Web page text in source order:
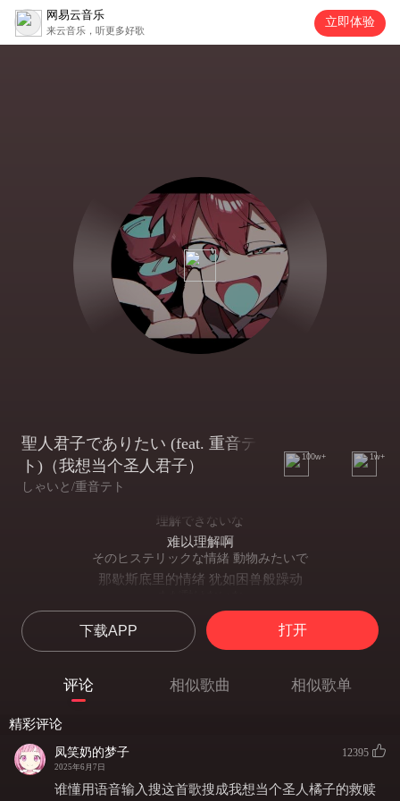
网易云音乐
来云音乐，听更多好歌
立即体验
聖人君子でありたい (feat. 重音テ
ト)（我想当个圣人君子）
しゃいと/重音テト
100w+ 1w+
理解できないな
难以理解啊
そのヒステリックな情緒 動物みたいで
那歇斯底里的情绪 犹如困兽般躁动
挣脱不了啊
日和見のメッセージ 化けた迷路の末
见风使舵的讯息 化作扭曲的迷宫
在商品标价旁印满虚假情话
ねぇ絶賛何処ぞのマリオネット
快看啊 不知哪来的提线木偶正被捧上神坛
刻まれた「良い子」のA to Z
下载APP 打开
评论 相似歌曲 相似歌单
精彩评论
凤笑奶的梦子
2025年6月7日
12395
谁懂用语音输入搜这首歌搜成我想当个圣人橘子的救赎